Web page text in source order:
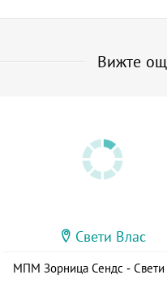
Вижте
Свети Влас
МПМ Зорница Сендс - Свети